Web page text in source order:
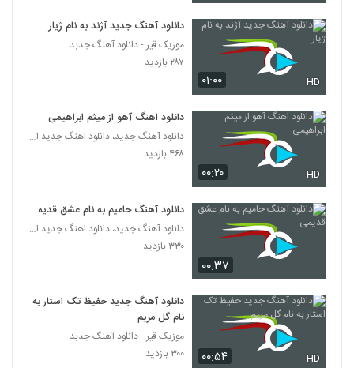
179
دانلود آهنگ امیر سینکی پرسپولیس (Mani
Kon Perspolis)
دانلود آهنگ بارون عشق از امیر سینکی
181
مانی امینی آهنگ تب و تاب
۵۰۲ بازدید
دانلود آهنگ بی احساس از مانی عباسی
183
مامبو بند آهنگ مثل تو نیست
184
Makichi Khar
۱,۱۰۲ بازدید
۰۱:۰۰ HD
دانلود آهنگ جدید آژند به نام ژیار
موزیک قیر - دانلود آهنگ جدبد
۲۸۷ بازدید
۰۰:۲۰ HD
دانلود اهنگ آهو از میثم ابراهیمی
دانلود آهنگ جدید، دانلود اهنگ جدید ایرانی
۴۶۸ بازدید
۰۰:۳۷
دانلود آهنگ حامیم به نام عشق قدیمی
دانلود آهنگ جدید، دانلود اهنگ جدید ایرانی
۳۳۰ بازدید
۰۰:۵۴ HD
دانلود آهنگ جدید حفیظ تک استار به
نام گل مریم
موزیک قیر - دانلود آهنگ جدبد
۳۰۰ بازدید